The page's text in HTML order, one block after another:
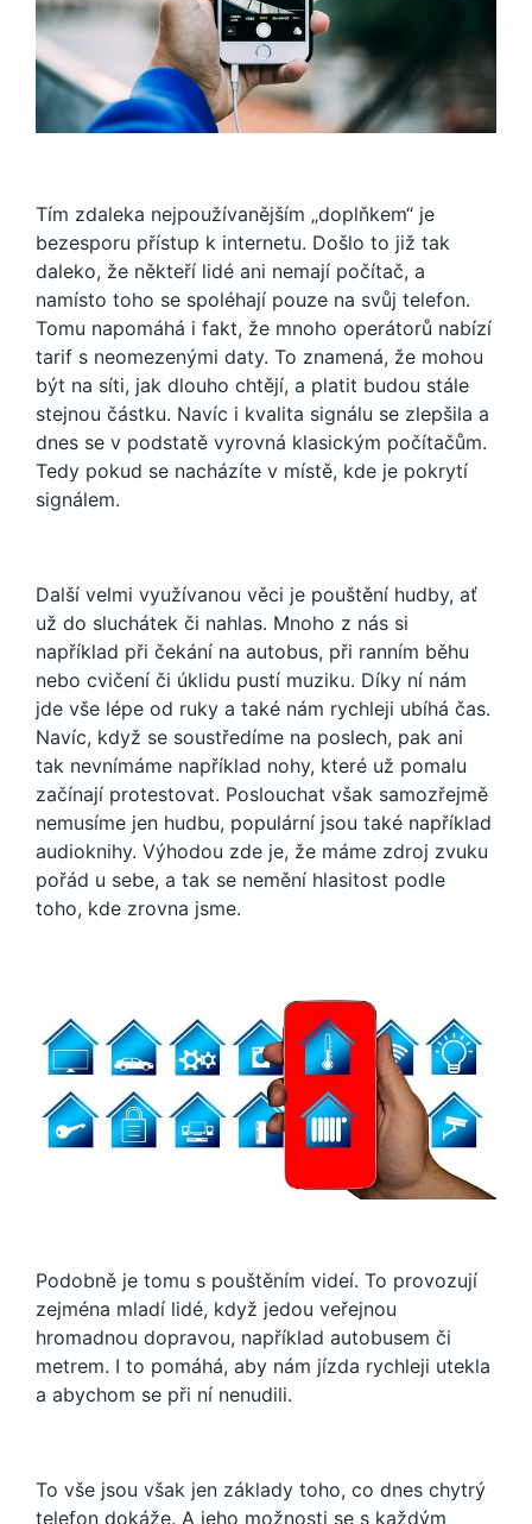
Tím zdaleka nejpoužívanějším „doplňkem“ je
bezesporu přístup k internetu. Došlo to již tak
daleko, že někteří lidé ani nemají počítač, a
namísto toho se spoléhají pouze na svůj telefon.
Tomu napomáhá i fakt, že mnoho operátorů nabízí
tarif s neomezenými daty. To znamená, že mohou
být na síti, jak dlouho chtějí, a platit budou stále
stejnou částku. Navíc i kvalita signálu se zlepšila a
dnes se v podstatě vyrovná klasickým počítačům.
Tedy pokud se nacházíte v místě, kde je pokrytí
signálem.
Další velmi využívanou věci je pouštění hudby, ať
už do sluchátek či nahlas. Mnoho z nás si
například při čekání na autobus, při ranním běhu
nebo cvičení či úklidu pustí muziku. Díky ní nám
jde vše lépe od ruky a také nám rychleji ubíhá čas.
Navíc, když se soustředíme na poslech, pak ani
tak nevnímáme například nohy, které už pomalu
začínají protestovat. Poslouchat však samozřejmě
nemusíme jen hudbu, populární jsou také například
audioknihy. Výhodou zde je, že máme zdroj zvuku
pořád u sebe, a tak se nemění hlasitost podle
toho, kde zrovna jsme.
Podobně je tomu s pouštěním videí. To provozují
zejména mladí lidé, když jedou veřejnou
hromadnou dopravou, například autobusem či
metrem. I to pomáhá, aby nám jízda rychleji utekla
a abychom se při ní nenudili.
To vše jsou však jen základy toho, co dnes chytrý
telefon dokáže. A jeho možnosti se s každým